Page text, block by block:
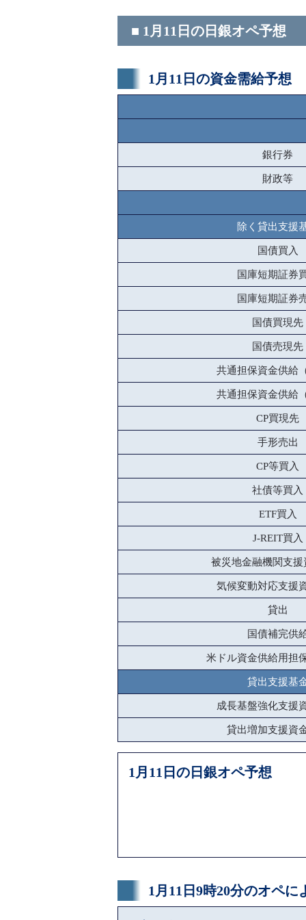
■ 1月11日の日銀オペ予想
1月11日の資金需給予想
銀行券
財政等
除く貸出支援
国債買入
国庫短期証券
国庫短期証券
国債買現先
国債売現先
共通担保資金供給
共通担保資金供給
CP買現先
手形売出
CP等買入
社債等買入
ETF買入
J-REIT買入
被災地金融機関支援
気候変動対応支援
貸出
国債補完供
米ドル資金供給用担
貸出支援基
成長基盤強化支援
貸出増加支援資
1月11日の日銀オペ予想
1月11日9時20分のオペ